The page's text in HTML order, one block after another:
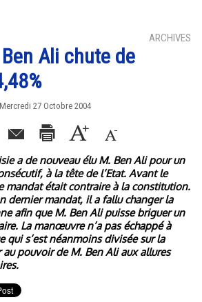
ARCHIVES
Ali chute de
27 Octobre 2004
a de nouveau élu M. Ben Ali pour un
à la tête de l’Etat. Avant le
mandat était contraire à la constitution.
dernier mandat, il a fallu changer la
afin que M. Ben Ali puisse briguer un
La manœuvre n’a pas échappé à
qui s’est néanmoins divisée sur la
pouvoir de M. Ben Ali aux allures